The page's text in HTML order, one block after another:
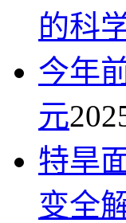
的科
今年
元
特旱
变全